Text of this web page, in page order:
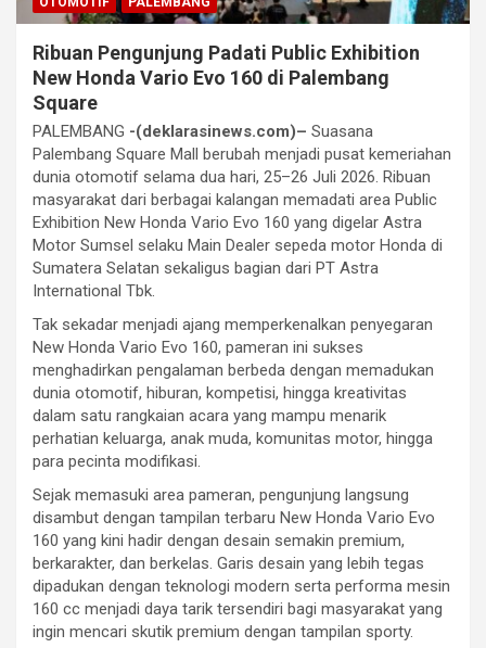
Ribuan Pengunjung Padati Public Exhibition
New Honda Vario Evo 160 di Palembang
Square
PALEMBANG -(deklarasinews.com)– Suasana
Palembang Square Mall berubah menjadi pusat kemeriahan
dunia otomotif selama dua hari, 25–26 Juli 2026. Ribuan
masyarakat dari berbagai kalangan memadati area Public
Exhibition New Honda Vario Evo 160 yang digelar Astra
Motor Sumsel selaku Main Dealer sepeda motor Honda di
Sumatera Selatan sekaligus bagian dari PT Astra
International Tbk.
Tak sekadar menjadi ajang memperkenalkan penyegaran
New Honda Vario Evo 160, pameran ini sukses
menghadirkan pengalaman berbeda dengan memadukan
dunia otomotif, hiburan, kompetisi, hingga kreativitas
dalam satu rangkaian acara yang mampu menarik
perhatian keluarga, anak muda, komunitas motor, hingga
para pecinta modifikasi.
Sejak memasuki area pameran, pengunjung langsung
disambut dengan tampilan terbaru New Honda Vario Evo
160 yang kini hadir dengan desain semakin premium,
berkarakter, dan berkelas. Garis desain yang lebih tegas
dipadukan dengan teknologi modern serta performa mesin
160 cc menjadi daya tarik tersendiri bagi masyarakat yang
ingin mencari skutik premium dengan tampilan sporty.